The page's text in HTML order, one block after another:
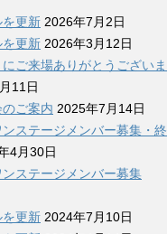
更新 2026年7月2日
更新 2026年3月12日
ご来場ありがとうございま
11日
ご案内 2025年7月14日
ンステージメンバー募集・終
4月30日
ンステージメンバー募集
更新 2024年7月10日